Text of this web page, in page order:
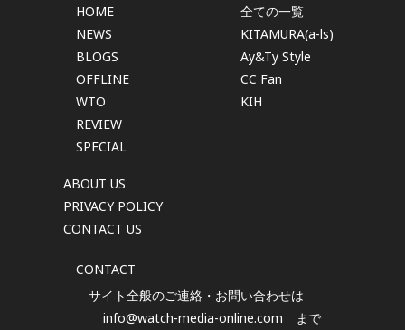
HOME
NEWS
BLOGS
OFFLINE
WTO
REVIEW
SPECIAL
ABOUT US
PRIVACY POLICY
CONTACT US
全ての一覧
KITAMURA(a-ls)
Ay&Ty Style
CC Fan
KIH
CONTACT
サイト全般のご連絡・お問い合わせは
info@watch-media-online.com まで